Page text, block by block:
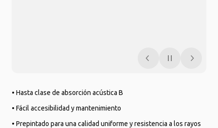
• Hasta clase de absorción acústica B
• Fácil accesibilidad y mantenimiento
• Prepintado para una calidad uniforme y resistencia a los rayos